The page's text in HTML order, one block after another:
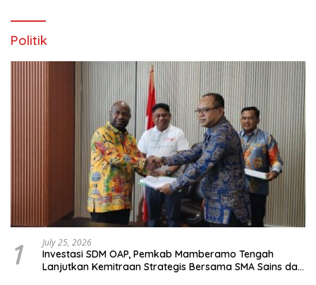
Politik
1 July 25, 2026
Investasi SDM OAP, Pemkab Mamberamo Tengah
Lanjutkan Kemitraan Strategis Bersama SMA Sains dan